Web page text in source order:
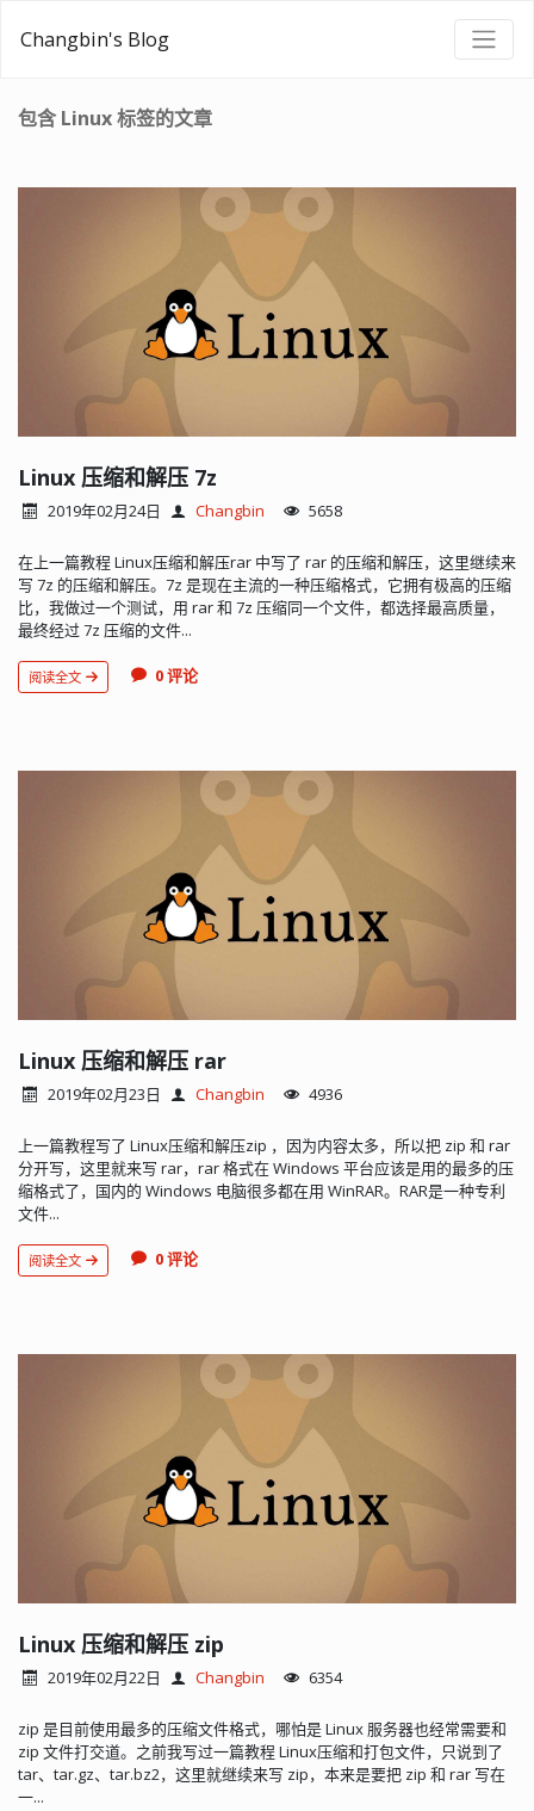
Changbin's Blog
包含 Linux 标签的文章
Linux 压缩和解压 7z
2019年02月24日 Changbin 5658
在上一篇教程 Linux压缩和解压rar 中写了 rar 的压缩和解压，这里继续来
写 7z 的压缩和解压。7z 是现在主流的一种压缩格式，它拥有极高的压缩
比，我做过一个测试，用 rar 和 7z 压缩同一个文件，都选择最高质量，
最终经过 7z 压缩的文件...
阅读全文 0 评论
Linux 压缩和解压 rar
2019年02月23日 Changbin 4936
上一篇教程写了 Linux压缩和解压zip ，因为内容太多，所以把 zip 和 rar
分开写，这里就来写 rar，rar 格式在 Windows 平台应该是用的最多的压
缩格式了，国内的 Windows 电脑很多都在用 WinRAR。RAR是一种专利
文件...
阅读全文 0 评论
Linux 压缩和解压 zip
2019年02月22日 Changbin 6354
zip 是目前使用最多的压缩文件格式，哪怕是 Linux 服务器也经常需要和
zip 文件打交道。之前我写过一篇教程 Linux压缩和打包文件，只说到了
tar、tar.gz、tar.bz2，这里就继续来写 zip，本来是要把 zip 和 rar 写在
一...